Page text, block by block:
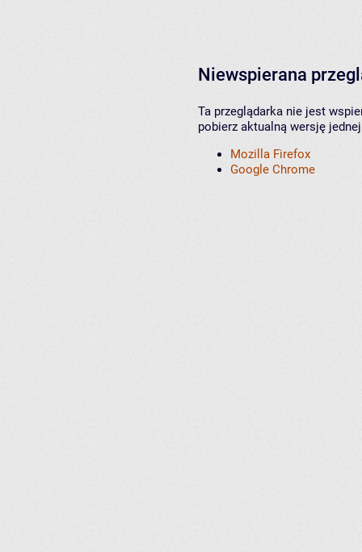
Niewspierana
Ta przeglądarka nie jest
pobierz aktualną wersję
Mozilla Firefox
Google Chrome